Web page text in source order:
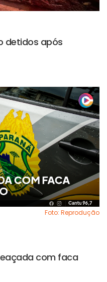
detidos após
Foto: Reprodução
com faca